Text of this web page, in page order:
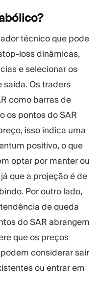
técnico que pode
loss dinâmicas,
e selecionar os
saída. Os traders
como barras de
os pontos do SAR
isso indica uma
positivo, o que
optar por manter ou
que a projeção é de
Por outro lado,
de queda
do SAR abrangem
que os preços
considerar sair
ou entrar em